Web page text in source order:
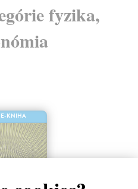
fyzika,
E-KNIHA